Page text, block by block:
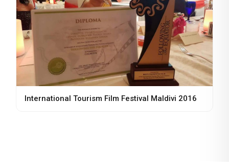
International Tourism Film Festival Maldivi 2016